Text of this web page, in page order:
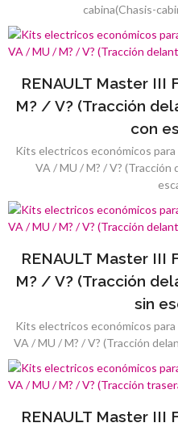
cabina(Chasis-
RENAULT Master
M? / V? (Tracción
con
Kits electricos económicos
VA / MU / M? / V? (Tracción
RENAULT Master
M? / V? (Tracción
sin
Kits electricos económicos
VA / MU / M? / V? (Tracción
RENAULT Master